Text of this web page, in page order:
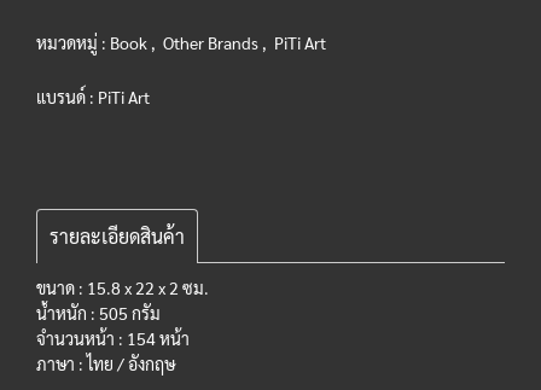
หมวดหมู่ : Book , Other Brands , PiTi Art
แบรนด์ : PiTi Art
รายละเอียดสินค้า
ขนาด : 15.8 x 22 x 2 ซม.
น้ำหนัก : 505 กรัม
จำนวนหน้า : 154 หน้า
ภาษา : ไทย / อังกฤษ